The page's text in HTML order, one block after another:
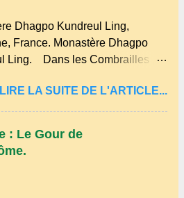
Traditionnellement, elle est
des ingrédients simples
farine, les œufs, le lait et une
du sucre et des fruits comme des
ou des myrtilles. Son nom
dérivé du terme occitan
qui signifie...
Dhagpo Kundreul Ling,
France. Monastère Dhagpo
Ling. Dans les Combrailles ,
site Bouddhiste, composé de
monastiques, dont le
sur la commune de Biollet ,
importants centres d'Europe.
LIRE LA SUITE DE L'ARTICLE...
: Le Gour de